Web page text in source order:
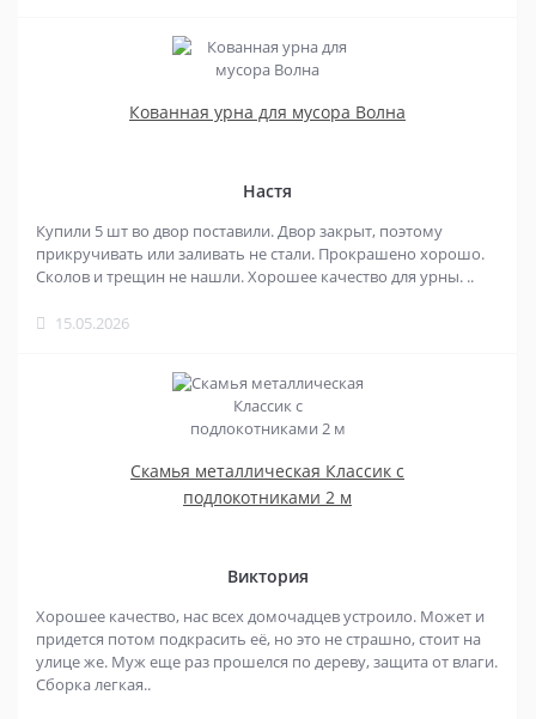
Кованная урна для мусора Волна
Настя
Купили 5 шт во двор поставили. Двор закрыт, поэтому
прикручивать или заливать не стали. Прокрашено хорошо.
Сколов и трещин не нашли. Хорошее качество для урны. ..
15.05.2026
Скамья металлическая Классик с
подлокотниками 2 м
Виктория
Хорошее качество, нас всех домочадцев устроило. Может и
придется потом подкрасить её, но это не страшно, стоит на
улице же. Муж еще раз прошелся по дереву, защита от влаги.
Сборка легкая..